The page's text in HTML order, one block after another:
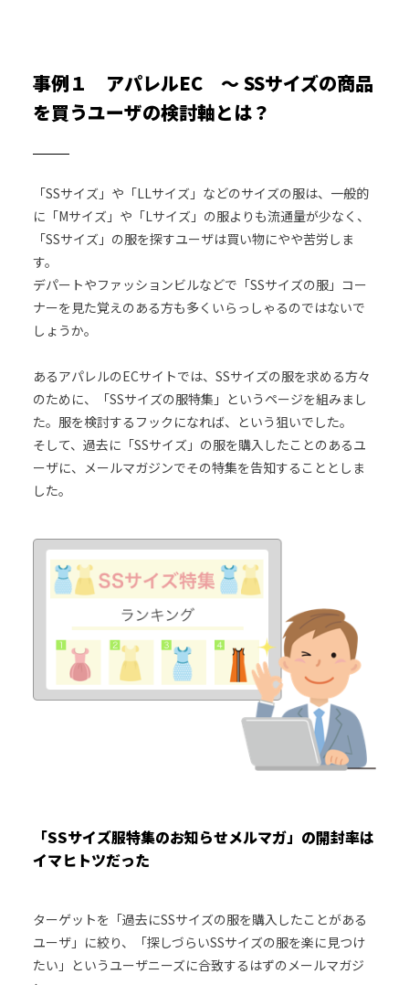
事例１ アパレルEC ～ SSサイズの商品
を買うユーザの検討軸とは？
「SSサイズ」や「LLサイズ」などのサイズの服は、一般的
に「Mサイズ」や「Lサイズ」の服よりも流通量が少なく、
「SSサイズ」の服を探すユーザは買い物にやや苦労しま
す。
デパートやファッションビルなどで「SSサイズの服」コー
ナーを見た覚えのある方も多くいらっしゃるのではないで
しょうか。
あるアパレルのECサイトでは、SSサイズの服を求める方々
のために、「SSサイズの服特集」というページを組みまし
た。服を検討するフックになれば、という狙いでした。
そして、過去に「SSサイズ」の服を購入したことのあるユ
ーザに、メールマガジンでその特集を告知することとしま
した。
「SSサイズ服特集のお知らせメルマガ」の開封率は
イマヒトツだった
ターゲットを「過去にSSサイズの服を購入したことがある
ユーザ」に絞り、「探しづらいSSサイズの服を楽に見つけ
たい」というユーザニーズに合致するはずのメールマガジ